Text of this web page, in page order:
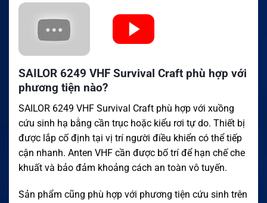
SAILOR 6249 VHF Survival Craft phù hợp với
phương tiện nào?
SAILOR 6249 VHF Survival Craft phù hợp với xuồng
cứu sinh hạ bằng cần trục hoặc kiểu rơi tự do. Thiết bị
được lắp cố định tại vị trí người điều khiển có thể tiếp
cận nhanh. Anten VHF cần được bố trí để hạn chế che
khuất và bảo đảm khoảng cách an toàn vô tuyến.
Sản phẩm cũng phù hợp với phương tiện cứu sinh trên